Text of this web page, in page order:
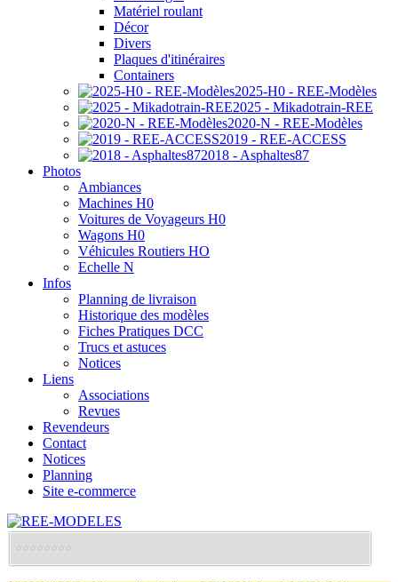
Matériel roulant
Décor
Divers
Plaques d'itinéraires
Containers
2025-H0 - REE-Modèles
2025 - Mikadotrain-REE
2020-N - REE-Modèles
2019 - REE-ACCESS
2018 - Asphaltes87
Photos
Ambiances
Machines H0
Voitures de Voyageurs H0
Wagons H0
Véhicules Routiers HO
Echelle N
Infos
Planning de livraison
Historique des modèles
Fiches Pratiques DCC
Trucs et astuces
Notices
Liens
Associations
Revues
Revendeurs
Contact
Notices
Planning
Site e-commerce